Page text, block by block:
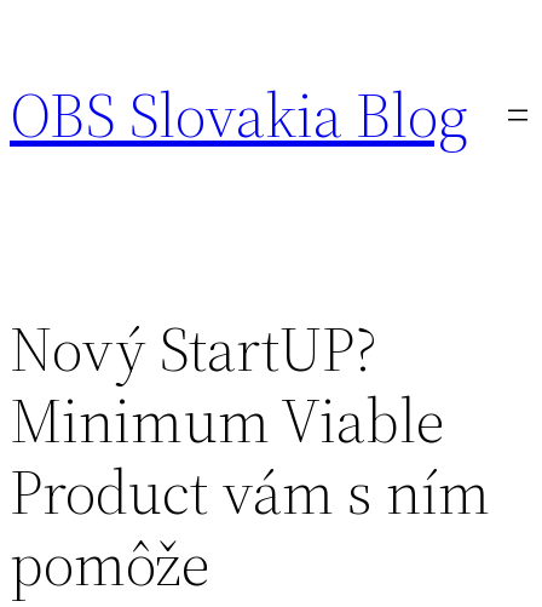
obsah
OBS Slovakia Blog
Nový StartUP?
Minimum Viable
Product vám s ním
pomôže